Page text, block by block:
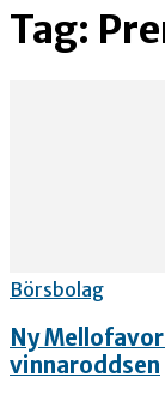
Tag:
Börsbolag
Ny
vinnaroddsen